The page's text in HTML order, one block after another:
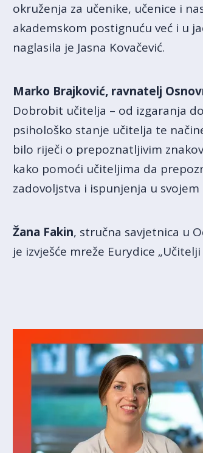
okruženja za učenike, učenice i
akademskom postignuću već i u
naglasila je Jasna Kovačević.
Marko Brajković, ravnatelj
Dobrobit učitelja – od izgaranja
psihološko stanje učitelja te
bilo riječi o prepoznatljivim
kako pomoći učiteljima da
zadovoljstva i ispunjenja u svojem
Žana Fakin, stručna savjetnica u
je izvješće mreže Eurydice